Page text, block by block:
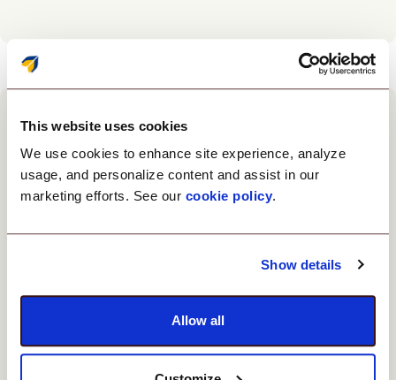
This website uses cookies
We use cookies to enhance site experience, analyze
usage, and personalize content and assist in our
marketing efforts. See our cookie policy.
Show details
Allow all
Упростите
предоставление
приложений с
помощью
пользовательского
портала